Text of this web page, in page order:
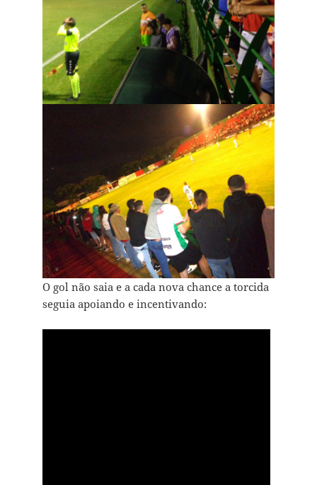
O gol não saia e a cada nova chance a torcida
seguia apoiando e incentivando: